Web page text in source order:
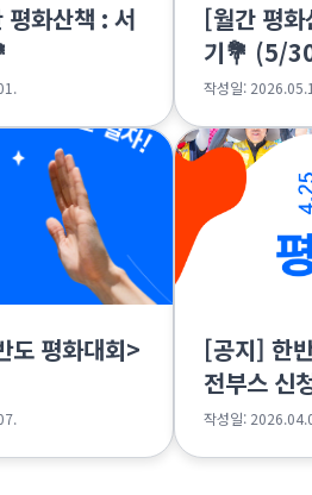
화산책 : 서
[월간 평
기💐 (5/
작성일:
평화대회>
[공지] 한
전부스 신
작성일: